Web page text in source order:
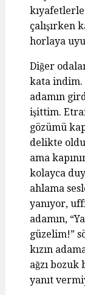
çalışırken
horlaya
Diğer
kata indim.
adamın
işittim.
gözümü
delikte
ama
kolayca
ahlama
yanıyor,
adamın,
güzelim!”
kızın
ağzı
yanıt